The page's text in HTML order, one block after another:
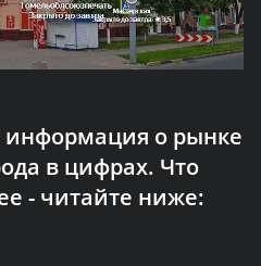
информация о рынке
в цифрах. Что
- читайте ниже: